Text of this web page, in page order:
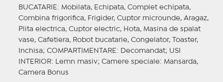
BUCATARIE : Mobilata, Echipata, Complet echipata,
Combina frigorifica, Frigider, Cuptor microunde, Aragaz,
Plita electrica, Cuptor electric, Hota, Masina de spalat
vase, Cafetiera, Robot bucatarie, Congelator, Toaster,
Inchisa; COMPARTIMENTARE : Decomandat; USI
INTERIOR: Lemn masiv; Camere speciale: Mansarda,
Camera Bonus